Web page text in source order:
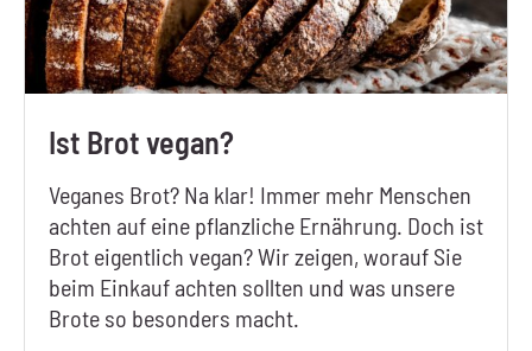
Ist Brot vegan?
Veganes Brot? Na klar! Immer mehr Menschen
achten auf eine pflanzliche Ernährung. Doch ist
Brot eigentlich vegan? Wir zeigen, worauf Sie
beim Einkauf achten sollten und was unsere
Brote so besonders macht.